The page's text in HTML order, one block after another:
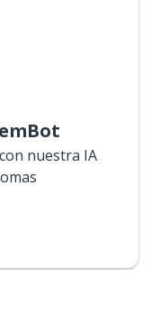
nuestra IA